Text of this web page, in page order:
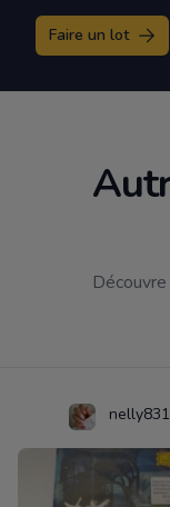
Faire un lot